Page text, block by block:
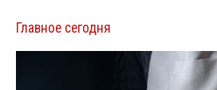
Главное сегодня